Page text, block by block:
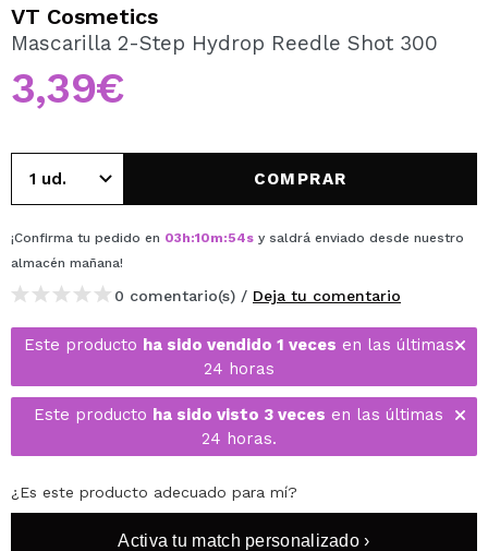
Al crear una cuenta en Maquillalia.com podrás realizar
tus compras rápidamente, revisar el estado de tus
pedidos y consultar tus operaciones anteriores.
CREAR CUENTA
VT Cosmetics
Mascarilla 2-Step Hydrop Reedle Shot 300
3,39€
COMPRAR
¡Confirma tu pedido en 03h:10m:54s y saldrá enviado desde nuestro
almacén mañana!
0 comentario(s) / Deja tu comentario
Este producto ha sido vendido 1 veces en las últimas
24 horas
Este producto ha sido visto 3 veces en las últimas
24 horas.
¿Es este producto adecuado para mí?
Activa tu match personalizado ›